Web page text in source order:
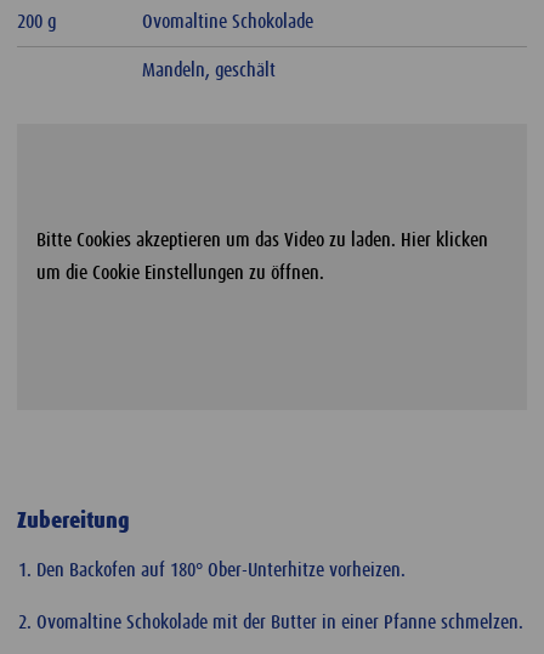
200 g Ovomaltine Schokolade
Mandeln, geschält
Bitte Cookies akzeptieren um das Video zu laden. Hier klicken
um die Cookie Einstellungen zu öffnen.
Zubereitung
Den Backofen auf 180° Ober-Unterhitze vorheizen.
Ovomaltine Schokolade mit der Butter in einer Pfanne schmelzen.